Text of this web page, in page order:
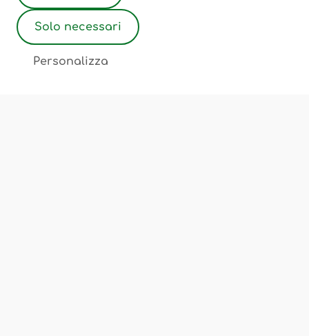
Solo necessari
Personalizza